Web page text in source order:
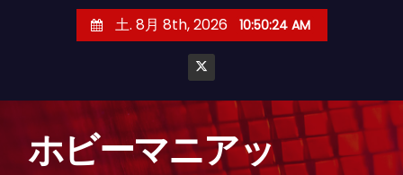
土. 8月 8th, 2026 10:50:25 AM
ホビーマニアッ